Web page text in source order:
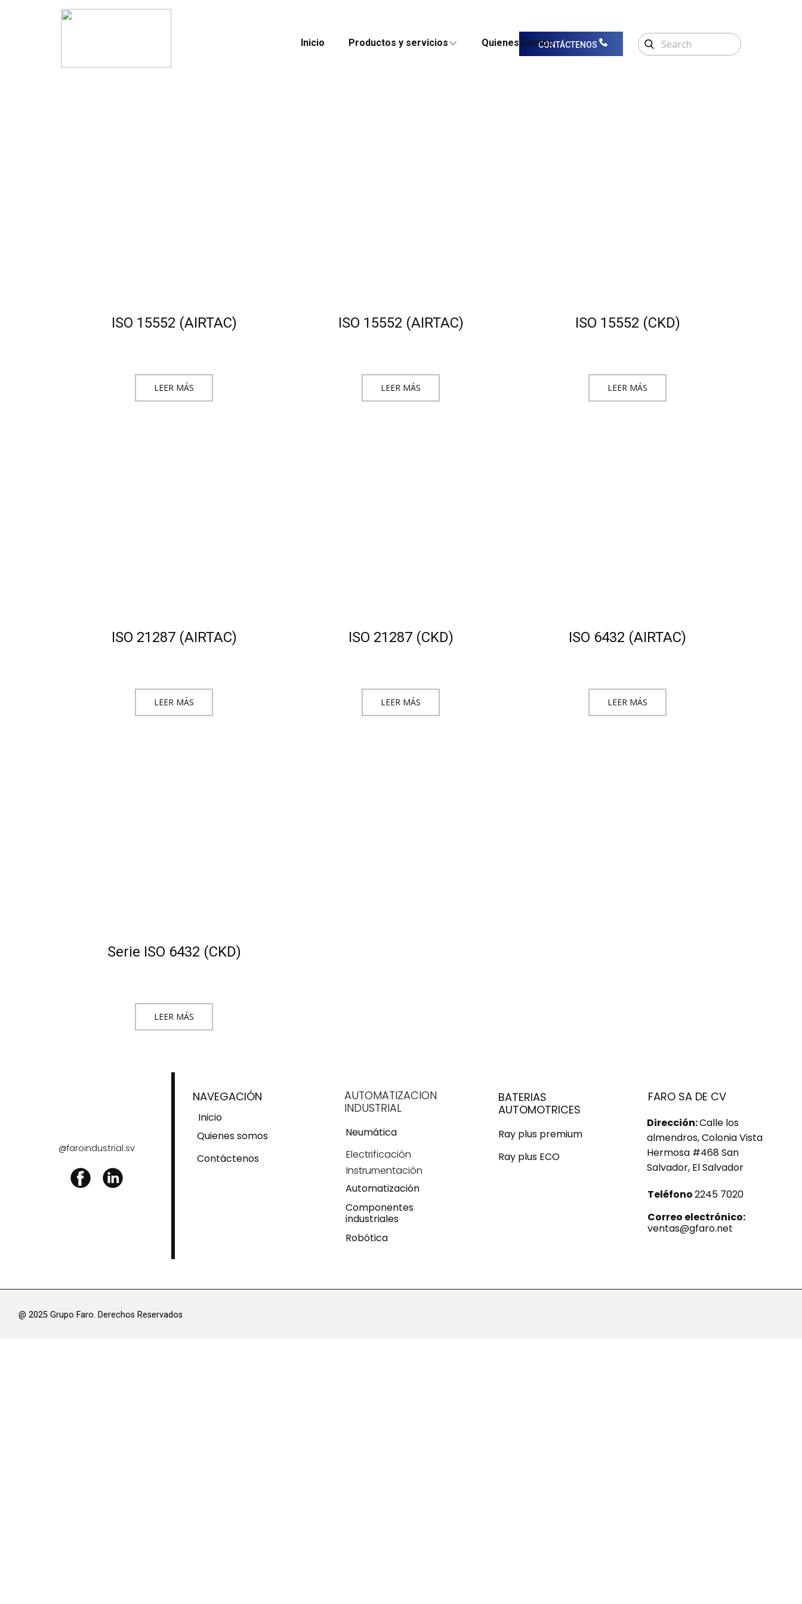
Inicio Productos y servicios Quienes SomosCONTÁCTENOS
ISO 15552 (AIRTAC)
LEER MÁS
ISO 15552 (AIRTAC)
LEER MÁS
ISO 15552 (CKD)
LEER MÁS
ISO 21287 (AIRTAC)
LEER MÁS
ISO 21287 (CKD)
LEER MÁS
ISO 6432 (AIRTAC)
LEER MÁS
Serie ISO 6432 (CKD)
LEER MÁS
@faroindustrial.sv
NAVEGACIÓN
Inicio
Quienes somos
Contáctenos
AUTOMATIZACION
INDUSTRIAL
Neumática
Electrificación
Instrumentación
Automatización
Componentes
industriales
Robótica
BATERIAS
AUTOMOTRICES
Ray plus premium
Ray plus ECO
FARO SA DE CV
Dirección:Calle los
almendros, Colonia Vista
Hermosa #468 San
Salvador, El Salvador
Teléfono2245 7020
Correo electrónico:
ventas@gfaro.net
@ 2025 Grupo Faro. Derechos Res​ervados